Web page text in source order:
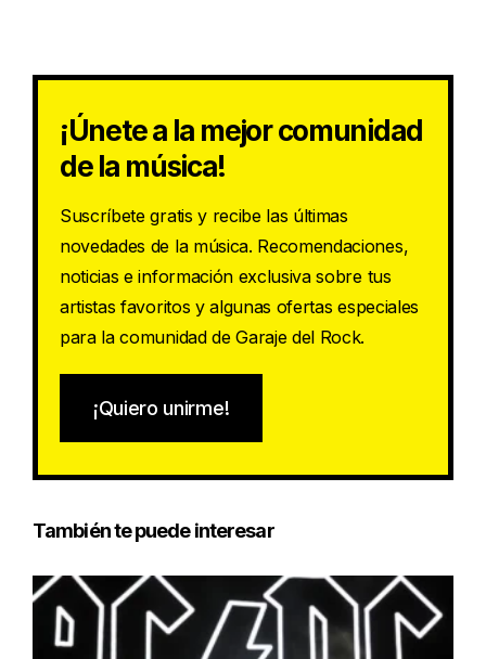
¡Únete a la mejor comunidad
de la música!
Suscríbete gratis y recibe las últimas
novedades de la música. Recomendaciones,
noticias e información exclusiva sobre tus
artistas favoritos y algunas ofertas especiales
para la comunidad de Garaje del Rock.
¡Quiero unirme!
También te puede interesar